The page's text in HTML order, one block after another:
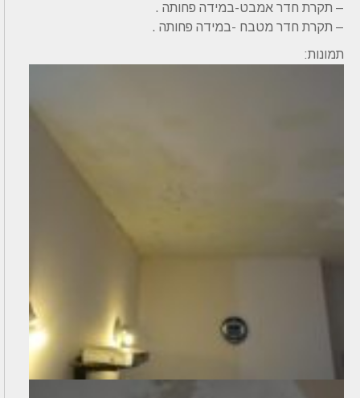
– תקרת חדר אמבט-במידה פחותה .
– תקרת חדר מטבח -במידה פחותה .
תמונות: